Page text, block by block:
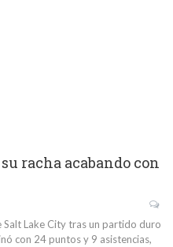
racha acabando con
Lake City tras un partido duro
con 24 puntos y 9 asistencias,